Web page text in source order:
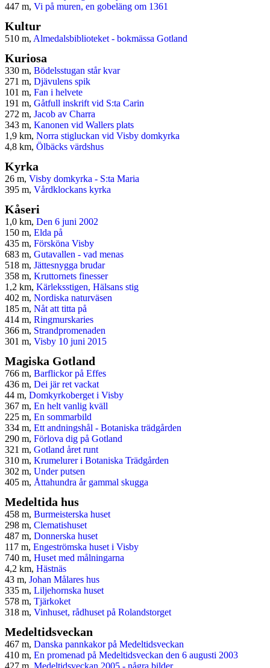
447 m, Vi på muren, en gobeläng om 1361
Kultur
510 m, Almedalsbiblioteket - bokmässa Gotland
Kuriosa
330 m, Bödelsstugan står kvar
271 m, Djävulens spik
101 m, Fan i helvete
191 m, Gåtfull inskrift vid S:ta Carin
272 m, Jacob av Charra
343 m, Kanonen vid Wallers plats
1,9 km, Norra stigluckan vid Visby domkyrka
4,8 km, Ölbäcks värdshus
Kyrka
26 m, Visby domkyrka - S:ta Maria
395 m, Vårdklockans kyrka
Kåseri
1,0 km, Den 6 juni 2002
150 m, Elda på
435 m, Försköna Visby
683 m, Gutavallen - vad menas
518 m, Jättesnygga brudar
358 m, Kruttornets finesser
1,2 km, Kärleksstigen, Hälsans stig
402 m, Nordiska naturväsen
185 m, Nåt att titta på
414 m, Ringmurskaries
366 m, Strandpromenaden
301 m, Visby 10 juni 2015
Magiska Gotland
766 m, Barflickor på Effes
436 m, Dei jär ret vackat
44 m, Domkyrkoberget i Visby
367 m, En helt vanlig kväll
225 m, En sommarbild
334 m, Ett andningshål - Botaniska trädgården
290 m, Förlova dig på Gotland
321 m, Gotland året runt
310 m, Krumelurer i Botaniska Trädgården
302 m, Under putsen
405 m, Åttahundra år gammal skugga
Medeltida hus
458 m, Burmeisterska huset
298 m, Clematishuset
487 m, Donnerska huset
117 m, Engeströmska huset i Visby
740 m, Huset med målningarna
4,2 km, Hästnäs
43 m, Johan Målares hus
335 m, Liljehornska huset
578 m, Tjärkoket
318 m, Vinhuset, rådhuset på Rolandstorget
Medeltidsveckan
467 m, Danska pannkakor på Medeltidsveckan
410 m, En promenad på Medeltidsveckan den 6 augusti 2003
427 m, Medeltidsveckan 2005 - några bilder